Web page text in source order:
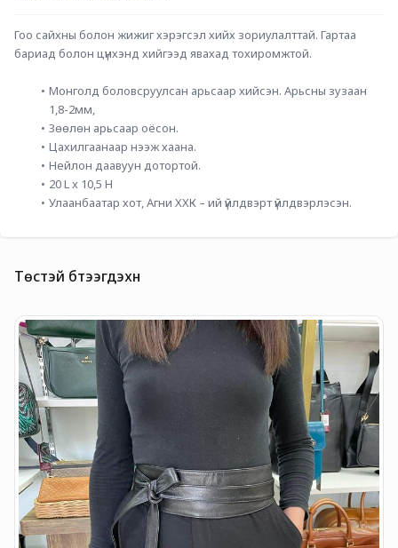
Гоо сайхны болон жижиг хэрэгсэл хийх зориулалттай. Гартаа
бариад болон цүнхэнд хийгээд явахад тохиромжтой.
Монголд боловсруулсан арьсаар хийсэн. Арьсны зузаан
1,8-2мм,
Зөөлөн арьсаар оёсон.
Цахилгаанаар нээж хаана.
Нейлон даавуун дотортой.
20 L x 10,5 H
Улаанбаатар хот, Агни ХХК – ий үйлдвэрт үйлдвэрлэсэн.
Төстэй бүтээгдэхүүн